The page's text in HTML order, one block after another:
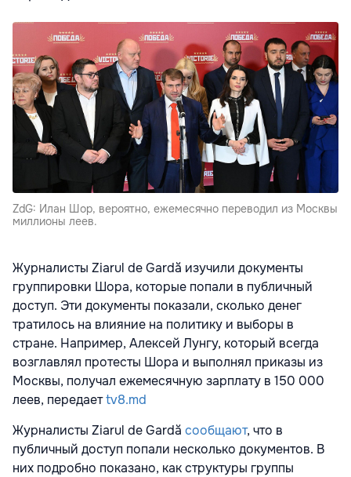
ZdG: Илан Шор, вероятно, ежемесячно переводил из Москвы
миллионы леев.
Журналисты Ziarul de Gardă изучили документы
группировки Шора, которые попали в публичный
доступ. Эти документы показали, сколько денег
тратилось на влияние на политику и выборы в
стране. Например, Алексей Лунгу, который всегда
возглавлял протесты Шора и выполнял приказы из
Москвы, получал ежемесячную зарплату в 150 000
леев, передаетtv8.md
Журналисты Ziarul de Gardă сообщают, что в
публичный доступ попали несколько документов. В
них подробно показано, как структуры группы